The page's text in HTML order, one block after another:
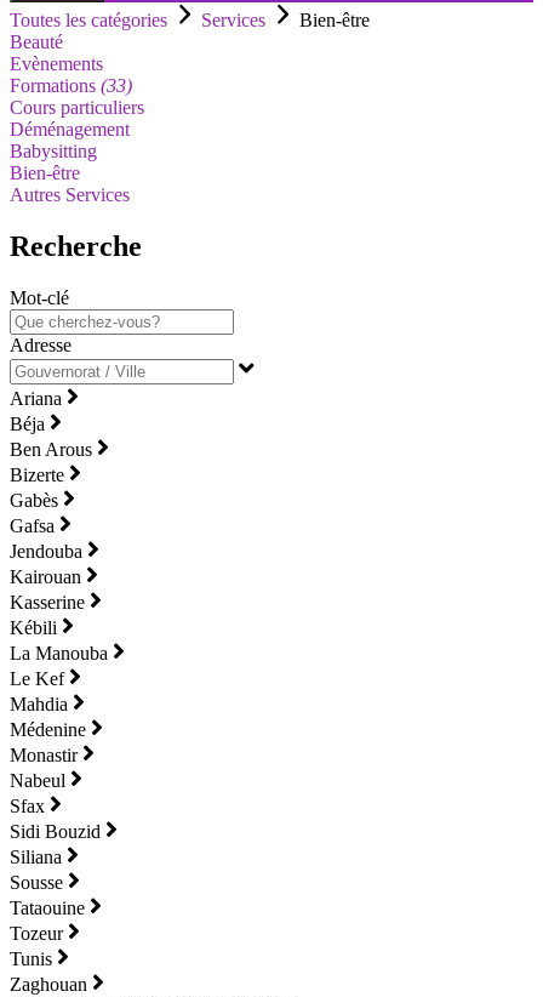
Toutes les catégories Services
Bien-être
Beauté
Evènements
Formations (33)
Cours particuliers
Déménagement
Babysitting
Bien-être
Autres Services
Recherche
Mot-clé
Adresse
Ariana
Béja
Ben Arous
Bizerte
Gabès
Gafsa
Jendouba
Kairouan
Kasserine
Kébili
La Manouba
Le Kef
Mahdia
Médenine
Monastir
Nabeul
Sfax
Sidi Bouzid
Siliana
Sousse
Tataouine
Tozeur
Tunis
Zaghouan